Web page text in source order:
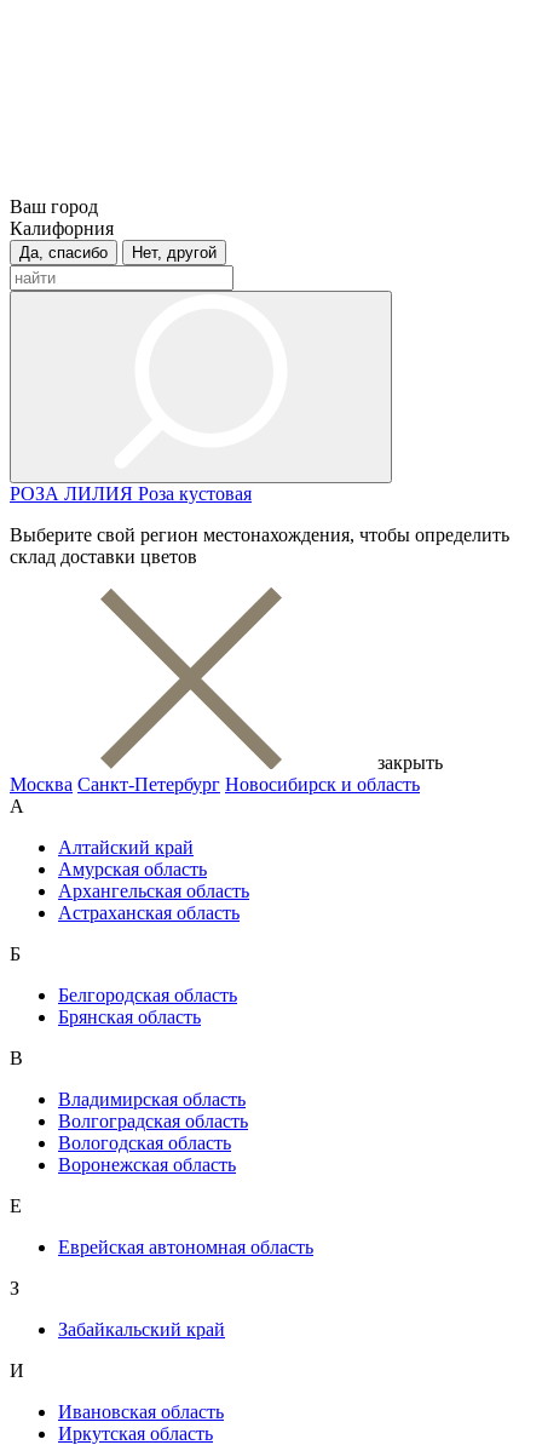
Ваш город
Калифорния
Да, спасибо Нет, другой
РОЗА ЛИЛИЯ Роза кустовая
Выберите свой регион местонахождения, чтобы определить
склад доставки цветов
закрыть
Москва Санкт-Петербург Новосибирск и область
А
Алтайский край
Амурская область
Архангельская область
Астраханская область
Б
Белгородская область
Брянская область
В
Владимирская область
Волгоградская область
Вологодская область
Воронежская область
Е
Еврейская автономная область
З
Забайкальский край
И
Ивановская область
Иркутская область